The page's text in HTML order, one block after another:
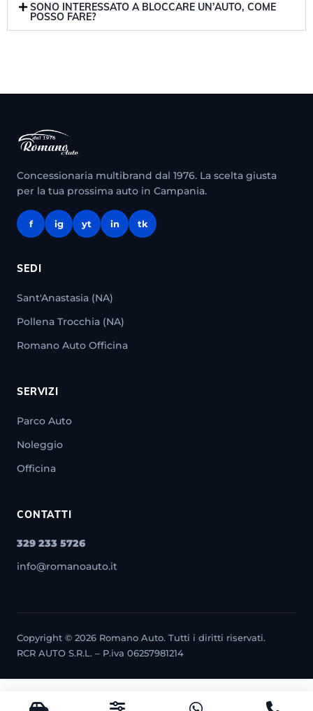
SONO INTERESSATO A BLOCCARE UN’AUTO, COME
POSSO FARE?
Concessionaria multibrand dal 1976. La scelta giusta
per la tua prossima auto in Campania.
f ig yt in tk
SEDI
Sant'Anastasia (NA)
Pollena Trocchia (NA)
Romano Auto Officina
SERVIZI
Parco Auto
Noleggio
Officina
CONTATTI
329 233 5726
info@romanoauto.it
Copyright © 2026 Romano Auto. Tutti i diritti riservati.
RCR AUTO S.R.L. – P.iva 06257981214